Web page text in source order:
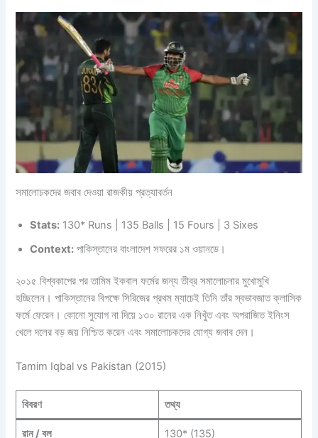
সমালোচকদের জবাব দেওয়া রাজকীয় প্রত্যাবর্তন
Stats: 130* Runs | 135 Balls | 15 Fours | 3 Sixes
Context: পাকিস্তানের বাংলাদেশ সফরের ১ম ওয়ানডে।
২০১৫ বিশ্বকাপের পর তামিম ইকবাল ফর্মের জন্য তীব্র সমালোচনার মুখোমুখি
হচ্ছিলেন। পাকিস্তানের বিপক্ষে সিরিজের প্রথম ম্যাচেই তিনি তাঁর স্বভাবজাত ক্লাসিক
ফর্মে ফেরেন। কোনো সুযোগ না দিয়ে ১৩০ রানের এক নিখুঁত এবং অপরাজিত ইনিংস
খেলে দলের বড় জয় নিশ্চিত করেন এবং সমালোচকদের যোগ্য জবাব দেন।
Tamim Iqbal vs Pakistan (2015)
বিবরণ তথ্য
রান / বল 130* (135)